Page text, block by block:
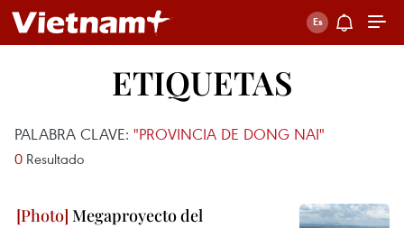
ETIQUETAS
PALABRA CLAVE: "PROVINCIA DE DONG NAI"
0 Resultado
Megaproyecto del